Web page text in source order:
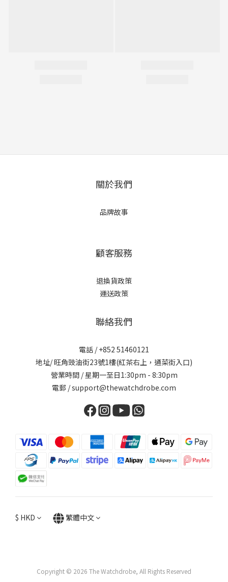
關於我們
品牌故事
顧客服務
退換貨政策
運送政策
聯絡我們
電話 / +852 51460121
地址/ 旺角豉油街23號1樓(紅茶右上，通菜街入口)
營業時間 / 星期一至日1:30pm - 8:30pm
電郵 / support@thewatchdrobe.com
$ HKD 繁體中文
Copyright © 2026 The Watchdrobe, All Rights Reserved